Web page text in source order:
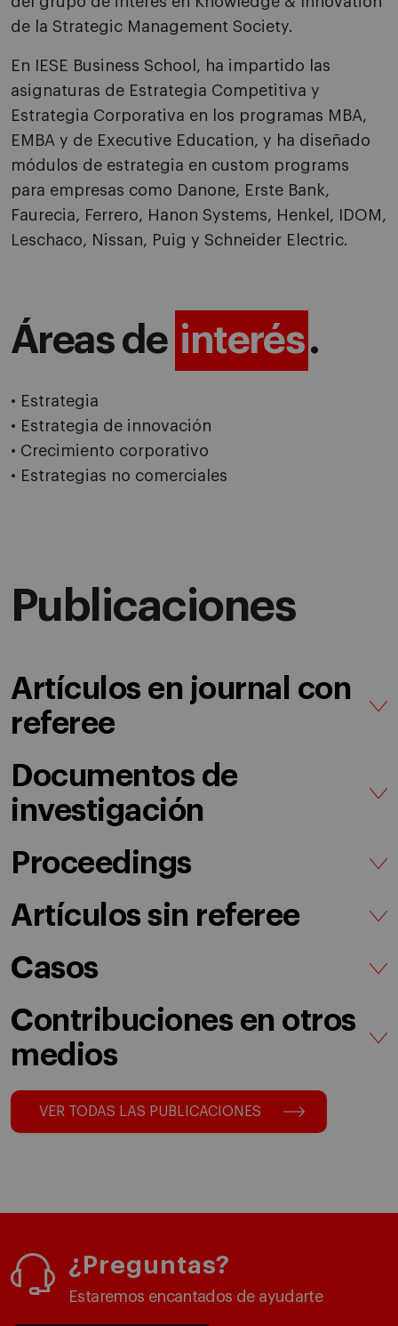
de la Strategic Management Society.
En IESE Business School, ha impartido las
asignaturas de Estrategia Competitiva y
Estrategia Corporativa en los programas MBA,
EMBA y de Executive Education, y ha diseñado
módulos de estrategia en custom programs
para empresas como Danone, Erste Bank,
Faurecia, Ferrero, Hanon Systems, Henkel, IDOM,
Leschaco, Nissan, Puig y Schneider Electric.
Áreas de interés.
• Estrategia
• Estrategia de innovación
• Crecimiento corporativo
• Estrategias no comerciales
Publicaciones
Artículos en journal con
referee
Documentos de
investigación
Proceedings
Artículos sin referee
Casos
Contribuciones en otros
medios
VER TODAS LAS PUBLICACIONES
¿Preguntas?
Estaremos encantados de ayudarte